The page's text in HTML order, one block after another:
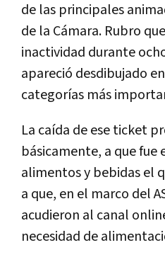
de las principales
de la Cámara. Rubro
inactividad durante
apareció desdibujado
categorías más
La caída de ese ticket
básicamente, a que fue
alimentos y bebidas el
a que, en el marco del
acudieron al canal
necesidad de